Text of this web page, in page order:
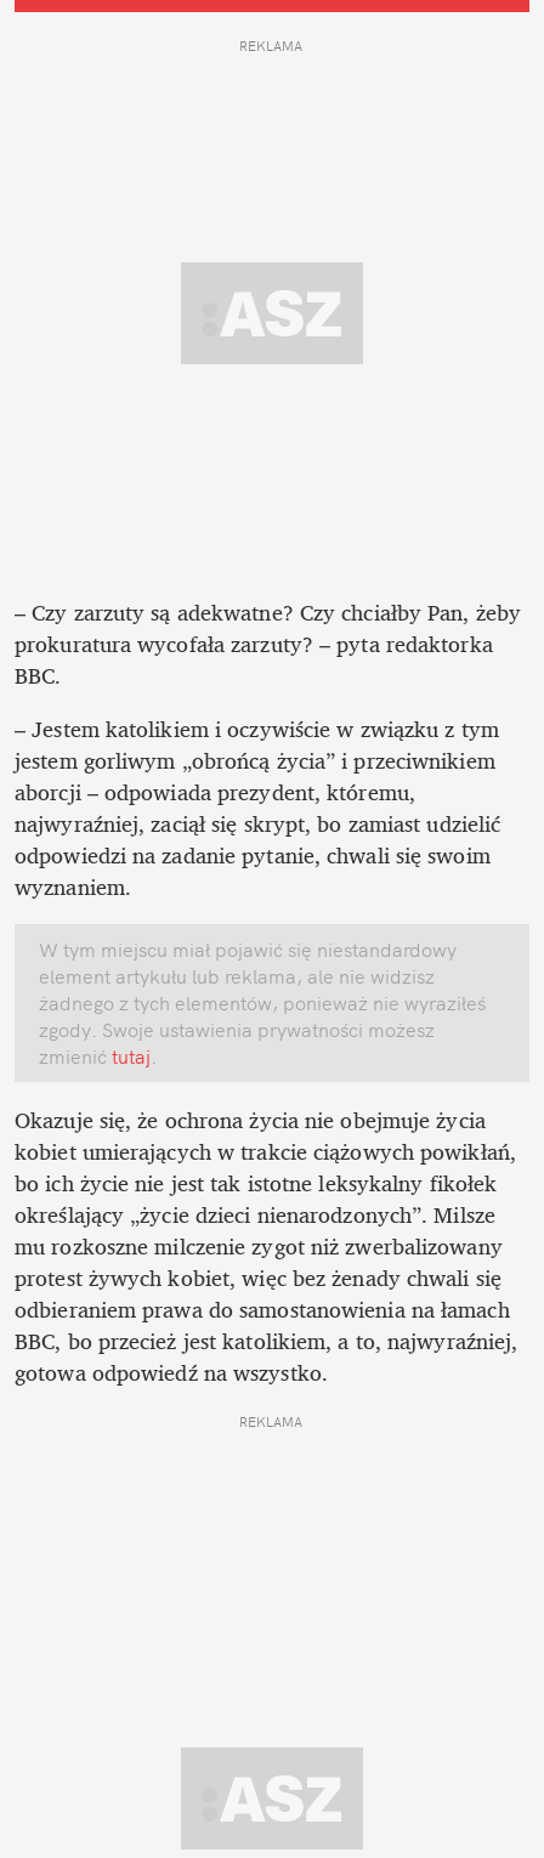
REKLAMA
– Czy zarzuty są adekwatne? Czy chciałby Pan, żeby
prokuratura wycofała zarzuty? – pyta redaktorka
BBC.
– Jestem katolikiem i oczywiście w związku z tym
jestem gorliwym „obrońcą życia” i przeciwnikiem
aborcji – odpowiada prezydent, któremu,
najwyraźniej, zaciął się skrypt, bo zamiast udzielić
odpowiedzi na zadanie pytanie, chwali się swoim
wyznaniem.
W tym miejscu miał pojawić się niestandardowy
element artykułu lub reklama, ale nie widzisz
żadnego z tych elementów, ponieważ nie wyraziłeś
zgody. Swoje ustawienia prywatności możesz
zmienić tutaj.
Okazuje się, że ochrona życia nie obejmuje życia
kobiet umierających w trakcie ciążowych powikłań,
bo ich życie nie jest tak istotne leksykalny fikołek
określający „życie dzieci nienarodzonych”. Milsze
mu rozkoszne milczenie zygot niż zwerbalizowany
protest żywych kobiet, więc bez żenady chwali się
odbieraniem prawa do samostanowienia na łamach
BBC, bo przecież jest katolikiem, a to, najwyraźniej,
gotowa odpowiedź na wszystko.
REKLAMA